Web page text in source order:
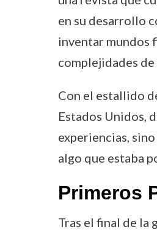
en su desarrollo
inventar mundos
complejidades
Con el estallido
Estados Unidos,
experiencias,
algo que estaba
Primeros
Tras el final de la